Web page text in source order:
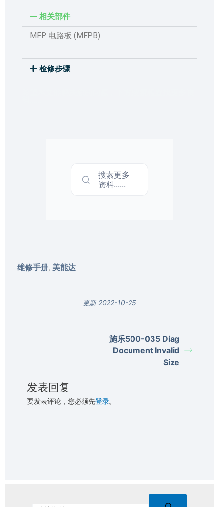
相关部件
MFP 电路板 (MFPB)
检修步骤
搜索更多
资料......
维修手册, 美能达
更新 2022-10-25
施乐500-035 Diag
Document Invalid
Size
发表回复
要发表评论，您必须先登录。